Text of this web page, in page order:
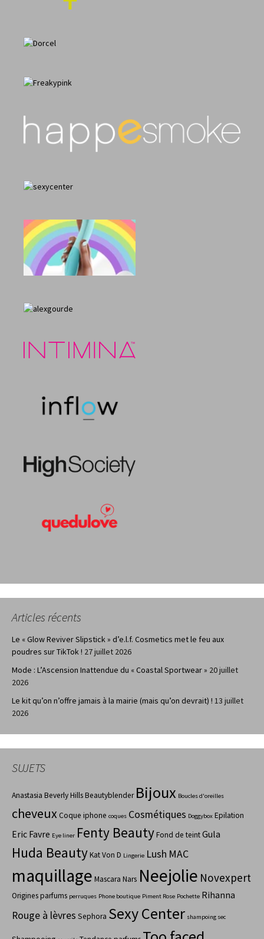
Articles récents
Le « Glow Reviver Slipstick » d’e.l.f. Cosmetics met le feu aux
poudres sur TikTok ! 27 juillet 2026
Mode : L’Ascension Inattendue du « Coastal Sportwear » 20 juillet
2026
Le kit qu’on n’offre jamais à la mairie (mais qu’on devrait) ! 13 juillet
2026
SUJETS
Anastasia Beverly HillsBeautyblender Bijoux Boucles d'oreilles
cheveuxCoque iphone coques Cosmétiques Doggybox Epilation
Eric Favre Eye liner Fenty BeautyFond de teintGula
Huda BeautyKat Von D Lingerie Lush MAC
maquillage Mascara Nars Neejolie Novexpert
Origines parfums perruques Phone boutique Piment Rose Pochette Rihanna
Rouge à lèvres Sephora Sexy Center shampoing sec